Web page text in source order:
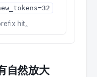
hit。
自然放大